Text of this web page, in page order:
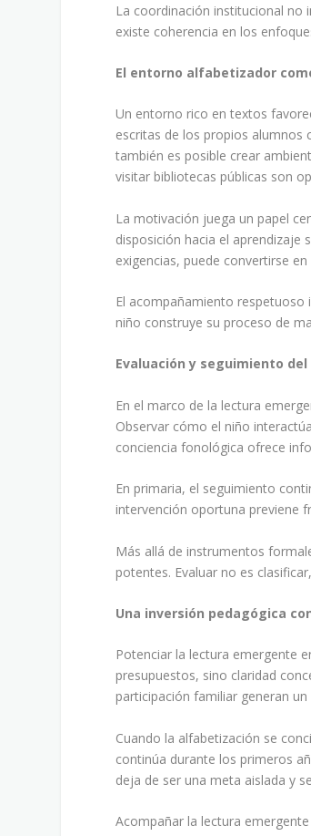
La coordinación institucional no
existe coherencia en los
El entorno alfabetizador
Un entorno rico en textos
escritas de los propios alumnos
también es posible crear
visitar bibliotecas públicas son
La motivación juega un papel
disposición hacia el aprendizaje
exigencias, puede convertirse
El acompañamiento respetuoso
niño construye su proceso de
Evaluación y seguimiento
En el marco de la lectura
Observar cómo el niño
conciencia fonológica ofrece
En primaria, el seguimiento
intervención oportuna previene
Más allá de instrumentos
potentes. Evaluar no es
Una inversión pedagógica
Potenciar la lectura emergente
presupuestos, sino claridad
participación familiar generan
Cuando la alfabetización se
continúa durante los primeros
deja de ser una meta aislada y
Acompañar la lectura